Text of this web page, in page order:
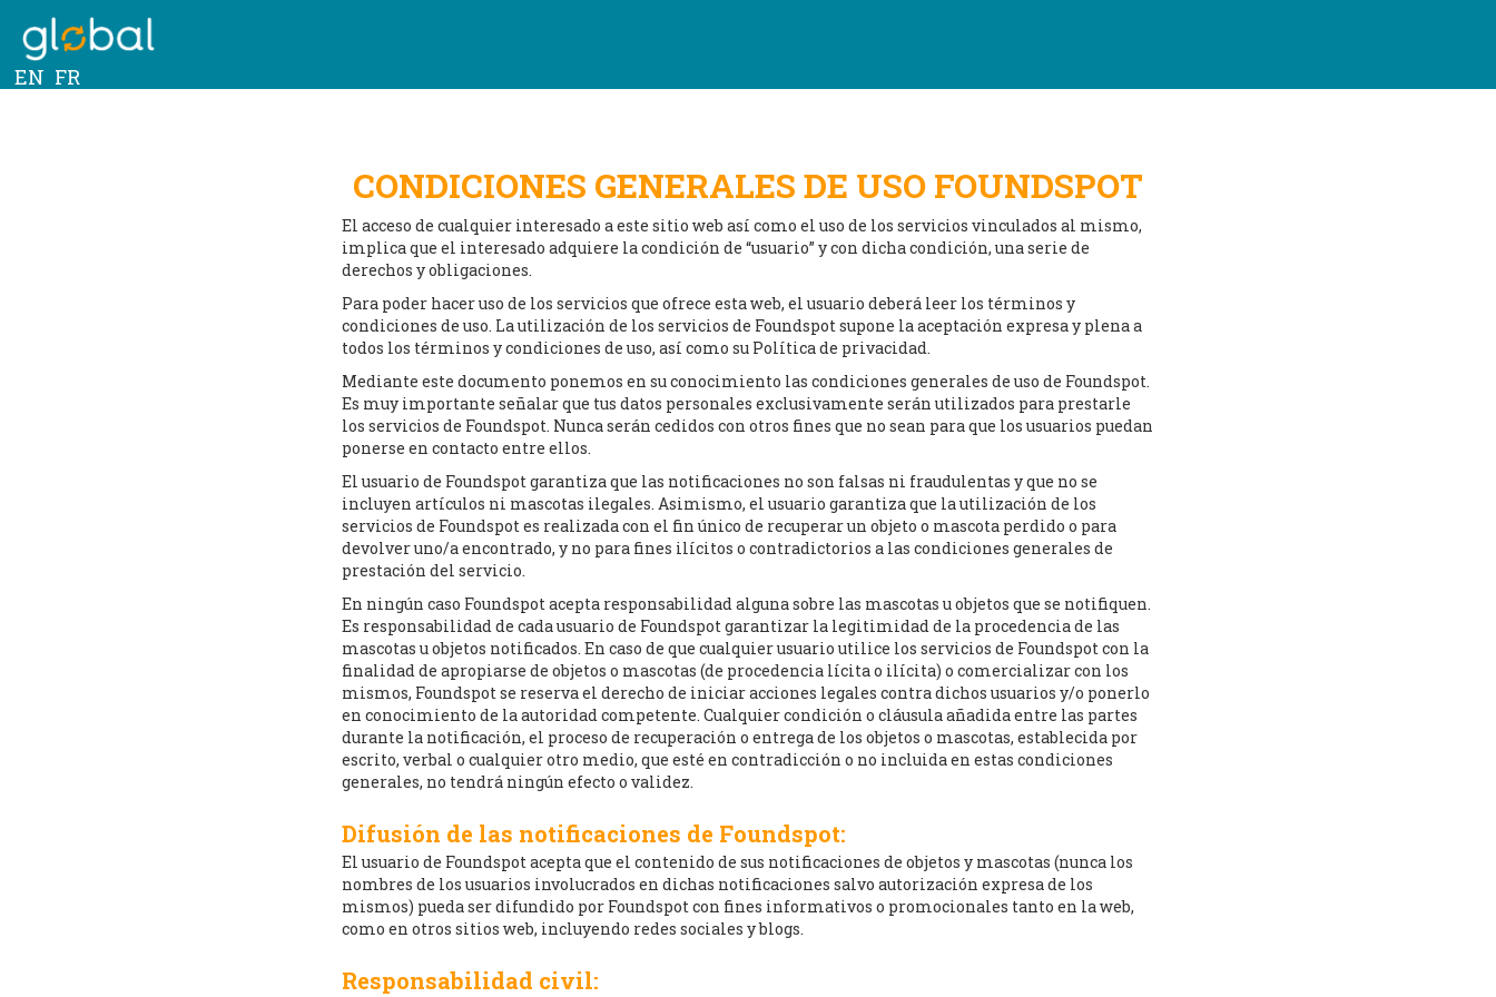
EN FR
CONDICIONES GENERALES DE USO FOUNDSPOT
El acceso de cualquier interesado a este sitio web así como el uso de los servicios vinculados al mismo,
implica que el interesado adquiere la condición de “usuario” y con dicha condición, una serie de
derechos y obligaciones.
Para poder hacer uso de los servicios que ofrece esta web, el usuario deberá leer los términos y
condiciones de uso. La utilización de los servicios de Foundspot supone la aceptación expresa y plena a
todos los términos y condiciones de uso, así como su Política de privacidad.
Mediante este documento ponemos en su conocimiento las condiciones generales de uso de Foundspot.
Es muy importante señalar que tus datos personales exclusivamente serán utilizados para prestarle
los servicios de Foundspot. Nunca serán cedidos con otros fines que no sean para que los usuarios puedan
ponerse en contacto entre ellos.
El usuario de Foundspot garantiza que las notificaciones no son falsas ni fraudulentas y que no se
incluyen artículos ni mascotas ilegales. Asimismo, el usuario garantiza que la utilización de los
servicios de Foundspot es realizada con el fin único de recuperar un objeto o mascota perdido o para
devolver uno/a encontrado, y no para fines ilícitos o contradictorios a las condiciones generales de
prestación del servicio.
En ningún caso Foundspot acepta responsabilidad alguna sobre las mascotas u objetos que se notifiquen.
Es responsabilidad de cada usuario de Foundspot garantizar la legitimidad de la procedencia de las
mascotas u objetos notificados. En caso de que cualquier usuario utilice los servicios de Foundspot con la
finalidad de apropiarse de objetos o mascotas (de procedencia lícita o ilícita) o comercializar con los
mismos, Foundspot se reserva el derecho de iniciar acciones legales contra dichos usuarios y/o ponerlo
en conocimiento de la autoridad competente. Cualquier condición o cláusula añadida entre las partes
durante la notificación, el proceso de recuperación o entrega de los objetos o mascotas, establecida por
escrito, verbal o cualquier otro medio, que esté en contradicción o no incluida en estas condiciones
generales, no tendrá ningún efecto o validez.
Difusión de las notificaciones de Foundspot:
El usuario de Foundspot acepta que el contenido de sus notificaciones de objetos y mascotas (nunca los
nombres de los usuarios involucrados en dichas notificaciones salvo autorización expresa de los
mismos) pueda ser difundido por Foundspot con fines informativos o promocionales tanto en la web,
como en otros sitios web, incluyendo redes sociales y blogs.
Responsabilidad civil: